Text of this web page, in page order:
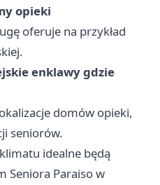
opieki
oferuje na przykład
enklawy gdzie
domów opieki,
seniorów.
idealne będą
Seniora Paraiso w